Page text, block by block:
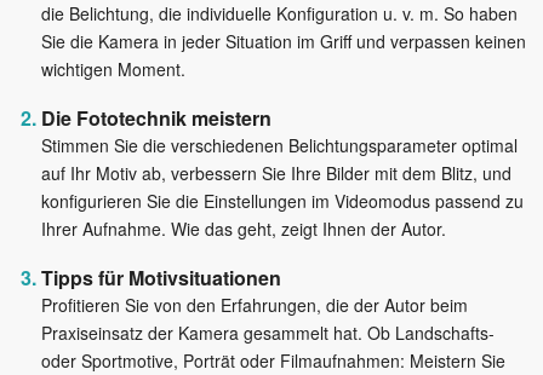
die Belichtung, die individuelle Konfiguration u. v. m. So haben
Sie die Kamera in jeder Situation im Griff und verpassen keinen
wichtigen Moment.
Die Fototechnik meistern
Stimmen Sie die verschiedenen Belichtungsparameter optimal
auf Ihr Motiv ab, verbessern Sie Ihre Bilder mit dem Blitz, und
konfigurieren Sie die Einstellungen im Videomodus passend zu
Ihrer Aufnahme. Wie das geht, zeigt Ihnen der Autor.
Tipps für Motivsituationen
Profitieren Sie von den Erfahrungen, die der Autor beim
Praxiseinsatz der Kamera gesammelt hat. Ob Landschafts-
oder Sportmotive, Porträt oder Filmaufnahmen: Meistern Sie